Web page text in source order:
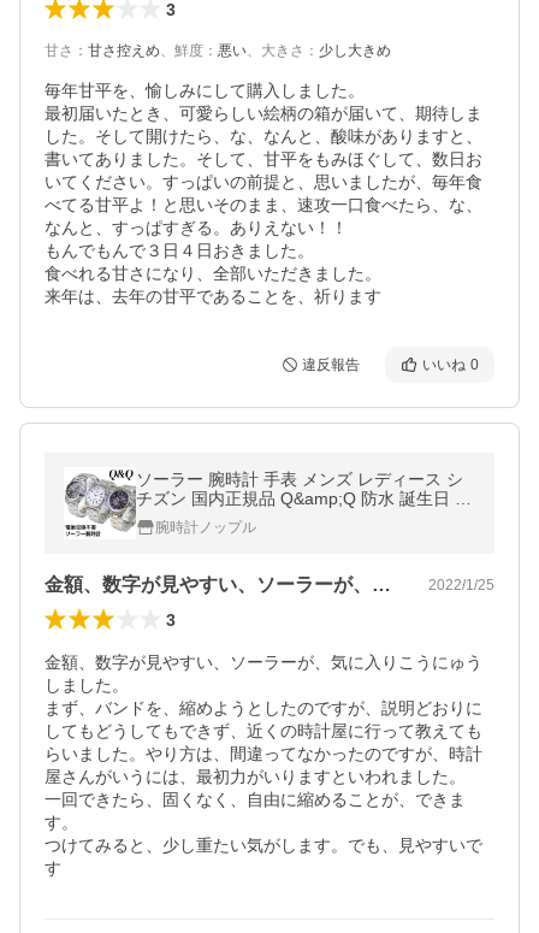
3
甘さ ： 甘さ控えめ、 鮮度 ： 悪い、 大きさ ： 少し大きめ
毎年甘平を、愉しみにして購入しました。
最初届いたとき、可愛らしい絵柄の箱が届いて、期待しま
した。そして開けたら、な、なんと、酸味がありますと、
書いてありました。そして、甘平をもみほぐして、数日お
いてください。すっぱいの前提と、思いましたが、毎年食
べてる甘平よ！と思いそのまま、速攻一口食べたら、な、
なんと、すっぱすぎる。ありえない！！
もんでもんで３日４日おきました。
食べれる甘さになり、全部いただきました。
違反報告 いいね 0
ソーラー 腕時計 手表 メンズ レディース シ
チズン 国内正規品 Q&amp;Q 防水 誕生日 誕
生日 爆買 成人 卒業 入学
腕時計ノップル
金額、数字が見やすい、ソーラーが、気に… 2022/1/25
3
金額、数字が見やすい、ソーラーが、気に入りこうにゅう
しました。
まず、バンドを、縮めようとしたのですが、説明どおりに
してもどうしてもできず、近くの時計屋に行って教えても
らいました。やり方は、間違ってなかったのですが、時計
屋さんがいうには、最初力がいりますといわれました。
一回できたら、固くなく、自由に縮めることが、できま
す。
つけてみると、少し重たい気がします。でも、見やすいで
す